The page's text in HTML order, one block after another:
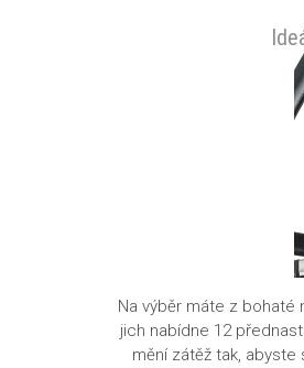
Na výběr máte z bohaté
jich nabídne 12
mění zátěž tak,